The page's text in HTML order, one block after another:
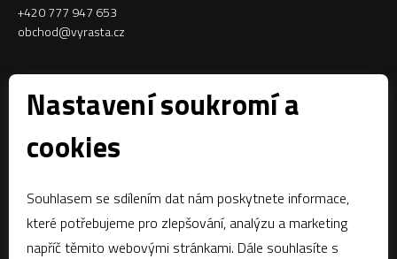
+420 777 947 653
obchod@vyrasta.cz
Kontakty
VYRASTA team s.r.o.
Spytihněv 145
DIČ:CZ28287843
Nastavení soukromí a
cookies
Souhlasem se sdílením dat nám poskytnete informace,
které potřebujeme pro zlepšování, analýzu a marketing
napříč těmito webovými stránkami. Dále souhlasíte s